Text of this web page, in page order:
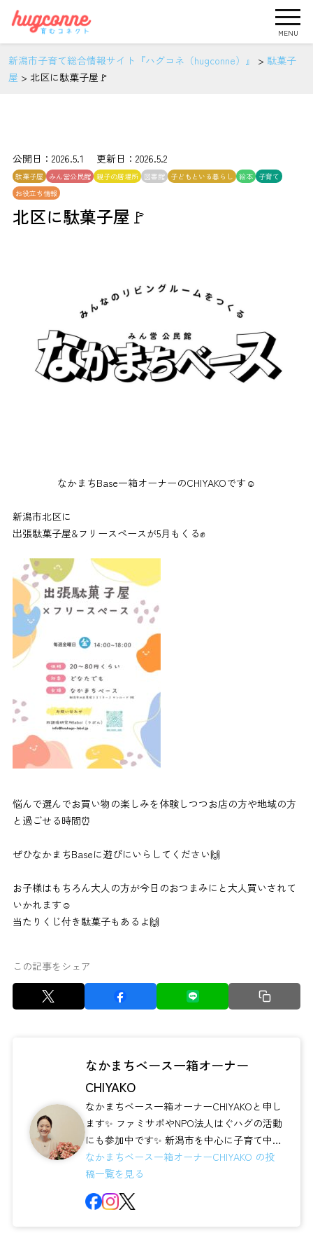
MENU
新潟市子育て総合情報サイト『ハグコネ（hugconne）』 > 駄菓子
屋 > 北区に駄菓子屋🚩
公開日：2026.5.1 更新日：2026.5.2
駄菓子屋 みん営公民館 親子の居場所 図書館 子どもといる暮らし 絵本
子育て
お役立ち情報
北区に駄菓子屋🚩
なかまちBase一箱オーナーのCHIYAKOです☺︎
新潟市北区に
出張駄菓子屋&フリースペースが5月もくる✊
悩んで選んでお買い物の楽しみを体験しつつお店の方や地域の方
と過ごせる時間⏰
ぜひなかまちBaseに遊びにいらしてください🙌
お子様はもちろん大人の方が今日のおつまみにと大人買いされて
いかれます☺︎
当たりくじ付き駄菓子もあるよ🙌
この記事をシェア
なかまちベース一箱オーナー
CHIYAKO
なかまちベース一箱オーナーCHIYAKOと申し
ます✨ ファミサポやNPO法人はぐハグの活動
にも参加中です✨ 新潟市を中心に子育て中の
皆さんに活用いただけ...
なかまちベース一箱オーナーCHIYAKO の投
稿一覧を見る